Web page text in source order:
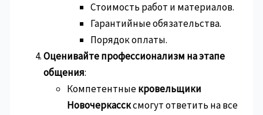
Стоимость работ и материалов.
Гарантийные обязательства.
Порядок оплаты.
Оценивайте профессионализм на этапе
общения:
Компетентныекровельщики
Новочеркассксмогут ответить на все